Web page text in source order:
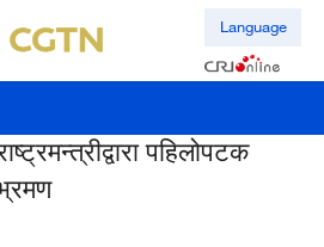
Language
पहिलोपटक